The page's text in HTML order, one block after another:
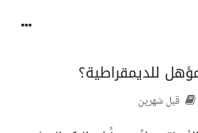
للديمقراطية؟
قبل شهرين